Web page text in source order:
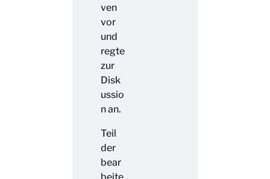
ven
vor
und
regte
zur
Disk
ussio
n an.
Teil
der
bear